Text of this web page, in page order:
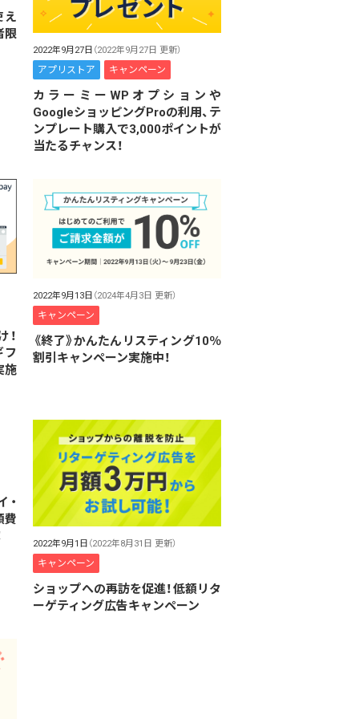
え
限
2022年9月27日 （2022年9月27日 更新）
アプリストア キャンペーン
カラーミーWPオプションや
GoogleショッピングProの利用、テ
ンプレート購入で3,000ポイントが
当たるチャンス！
！
フ
施
2022年9月13日 （2024年4月3日 更新）
キャンペーン
《終了》かんたんリスティング10％
割引キャンペーン実施中！
・
費
2022年9月1日 （2022年8月31日 更新）
キャンペーン
ショップへの再訪を促進！低額リタ
ーゲティング広告キャンペーン